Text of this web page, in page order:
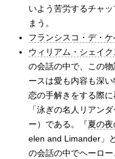
いよう苦労するチャ
まう。
フランシスコ・デ・ケ
ウィリアム・シェイク
の会話の中で、この
ースは愛も内容も深
恋の手解きをする際
「泳ぎの名人リアン
ー）である。『夏の
elen and Limander」
の会話の中でヘーロ